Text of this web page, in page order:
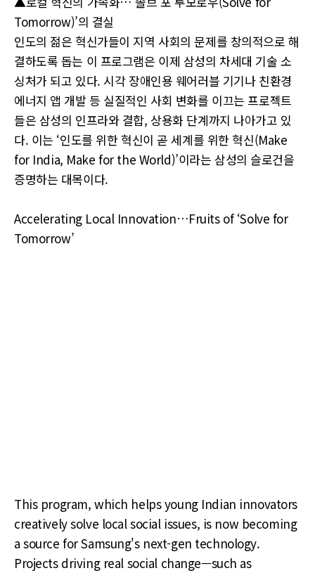
Tomorrow)’의 결실
인도의 젊은 혁신가들이 지역 사회의 문제를 창의적으로 해
결하도록 돕는 이 프로그램은 이제 삼성의 차세대 기술 소
싱처가 되고 있다. 시각 장애인용 웨어러블 기기나 친환경
에너지 앱 개발 등 실질적인 사회 변화를 이끄는 프로젝트
들은 삼성의 인프라와 결합, 상용화 단계까지 나아가고 있
다. 이는 ‘인도를 위한 혁신이 곧 세계를 위한 혁신(Make
for India, Make for the World)’이라는 삼성의 슬로건을
증명하는 대목이다.
Accelerating Local Innovation…Fruits of ‘Solve for
Tomorrow’
This program, which helps young Indian innovators
creatively solve local social issues, is now becoming
a source for Samsung's next-gen technology.
Projects driving real social change—such as